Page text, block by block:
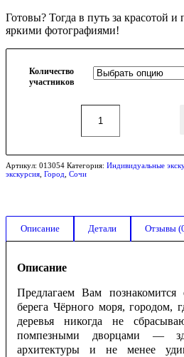
Готовы? Тогда в путь за красотой
яркими фотографиями!
Количество
участников
Артикул: 013054 Категория: Индивидуальные
экскурсия Город Сочи
Описание Детали Отзывы
Описание
Предлагаем Вам
берега Чёрного моря, городом,
деревья никогда не
помпезными дворцами —
архитектуры и не менее